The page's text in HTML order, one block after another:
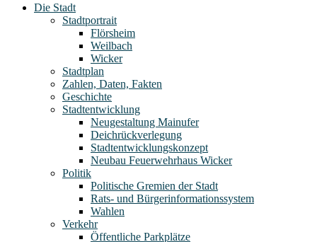
Die Stadt
Stadtportrait
Flörsheim
Weilbach
Wicker
Stadtplan
Zahlen, Daten, Fakten
Geschichte
Stadtentwicklung
Neugestaltung Mainufer
Deichrückverlegung
Stadtentwicklungskonzept
Neubau Feuerwehrhaus Wicker
Politik
Politische Gremien der Stadt
Rats- und Bürgerinformationssystem
Wahlen
Verkehr
Öffentliche Parkplätze